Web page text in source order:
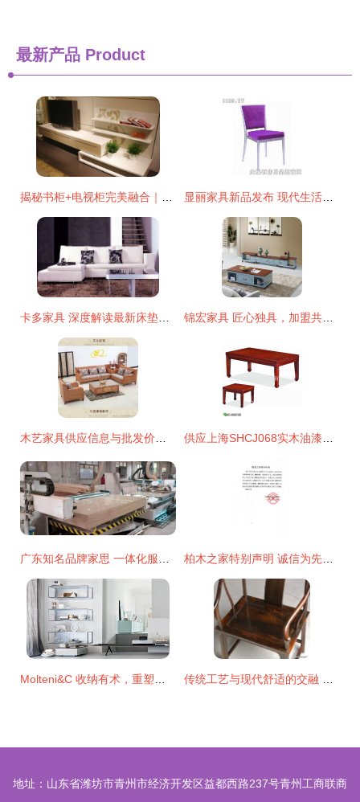
最新产品 Product
地址：山东省潍坊市青州市经济开发区益都西路237号青州工商联商